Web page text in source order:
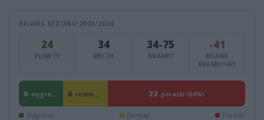
BILANS SEZONU 2023/2024
24
PUNKTY
34
MECZE
34-75
BRAMKI
-41
BILANS
BRAMKOWY
6 wygranych (18%) 6 remisów (18%) 22 porażki (64%)
Wygrane Remisy Porażki